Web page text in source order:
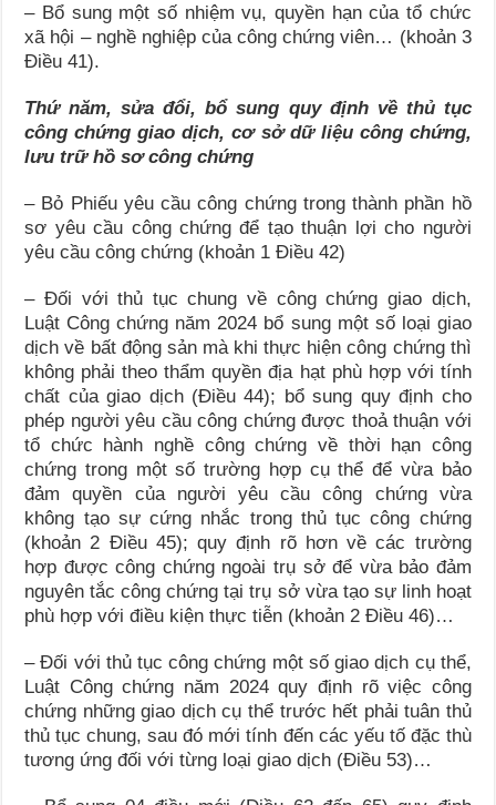
– Bổ sung một số nhiệm vụ, quyền hạn của tổ chức
xã hội – nghề nghiệp của công chứng viên… (khoản 3
Điều 41).
Thứ năm, sửa đổi, bổ sung quy định về thủ tục
công chứng giao dịch, cơ sở dữ liệu công chứng,
lưu trữ hồ sơ công chứng
– Bỏ Phiếu yêu cầu công chứng trong thành phần hồ
sơ yêu cầu công chứng để tạo thuận lợi cho người
yêu cầu công chứng (khoản 1 Điều 42)
– Đối với thủ tục chung về công chứng giao dịch,
Luật Công chứng năm 2024 bổ sung một số loại giao
dịch về bất động sản mà khi thực hiện công chứng thì
không phải theo thẩm quyền địa hạt phù hợp với tính
chất của giao dịch (Điều 44); bổ sung quy định cho
phép người yêu cầu công chứng được thoả thuận với
tổ chức hành nghề công chứng về thời hạn công
chứng trong một số trường hợp cụ thể để vừa bảo
đảm quyền của người yêu cầu công chứng vừa
không tạo sự cứng nhắc trong thủ tục công chứng
(khoản 2 Điều 45); quy định rõ hơn về các trường
hợp được công chứng ngoài trụ sở để vừa bảo đảm
nguyên tắc công chứng tại trụ sở vừa tạo sự linh hoạt
phù hợp với điều kiện thực tiễn (khoản 2 Điều 46)…
– Đối với thủ tục công chứng một số giao dịch cụ thể,
Luật Công chứng năm 2024 quy định rõ việc công
chứng những giao dịch cụ thể trước hết phải tuân thủ
thủ tục chung, sau đó mới tính đến các yếu tố đặc thù
tương ứng đối với từng loại giao dịch (Điều 53)…